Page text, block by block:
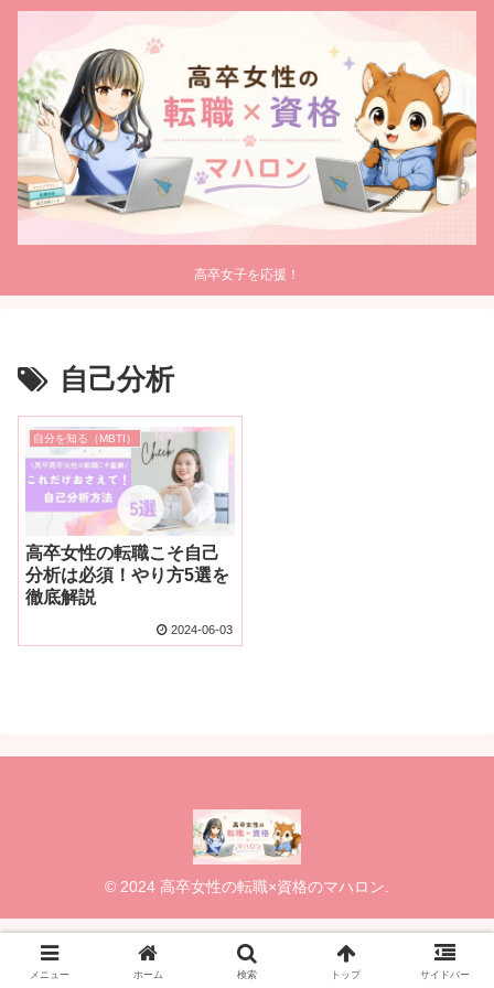
高卒女子を応援！
自己分析
自分を知る（MBTI）
高卒女性の転職こそ自己
分析は必須！やり方5選を
徹底解説
2024-06-03
© 2024 高卒女性の転職×資格のマハロン.
メニュー ホーム 検索 トップ サイドバー